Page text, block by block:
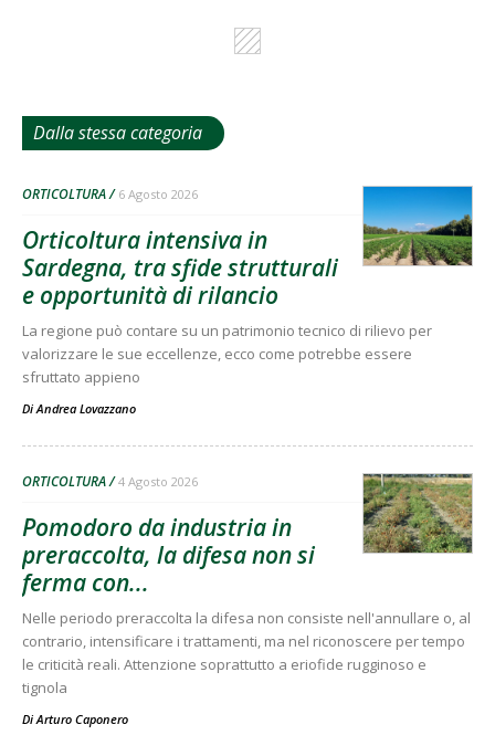
Dalla stessa categoria
ORTICOLTURA 6 Agosto 2026
Orticoltura intensiva in
Sardegna, tra sfide strutturali
e opportunità di rilancio
La regione può contare su un patrimonio tecnico di rilievo per
valorizzare le sue eccellenze, ecco come potrebbe essere
sfruttato appieno
Di Andrea Lovazzano
ORTICOLTURA 4 Agosto 2026
Pomodoro da industria in
preraccolta, la difesa non si
ferma con...
Nelle periodo preraccolta la difesa non consiste nell'annullare o, al
contrario, intensificare i trattamenti, ma nel riconoscere per tempo
le criticità reali. Attenzione soprattutto a eriofide rugginoso e
tignola
Di Arturo Caponero